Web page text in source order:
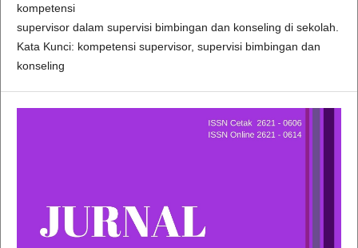
kompetensi
supervisor dalam supervisi bimbingan dan konseling di sekolah.
Kata Kunci: kompetensi supervisor, supervisi bimbingan dan
konseling